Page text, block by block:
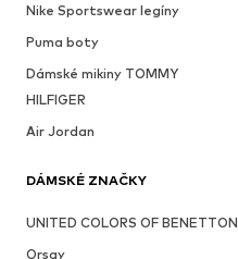
Nike Sportswear legíny
Puma boty
Dámské mikiny TOMMY
HILFIGER
Air Jordan
DÁMSKÉ ZNAČKY
UNITED COLORS OF BENETTON
Orsay